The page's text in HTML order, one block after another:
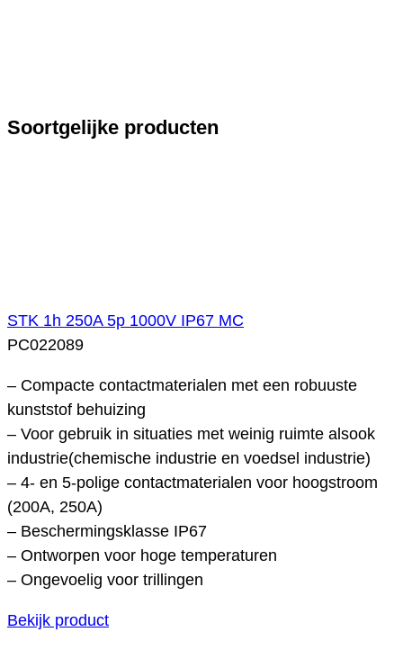
Soortgelijke producten
STK 1h 250A 5p 1000V IP67 MC
PC022089
– Compacte contactmaterialen met een robuuste
kunststof behuizing
– Voor gebruik in situaties met weinig ruimte alsook
industrie(chemische industrie en voedsel industrie)
– 4- en 5-polige contactmaterialen voor hoogstroom
(200A, 250A)
– Beschermingsklasse IP67
– Ontworpen voor hoge temperaturen
– Ongevoelig voor trillingen
Bekijk product